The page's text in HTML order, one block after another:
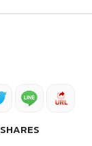
SHARES